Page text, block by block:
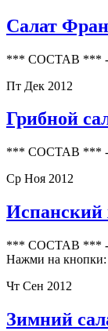
Салат
*** СОСТАВ *** - 2
Пт Дек 2012
Грибной
*** СОСТАВ *** -
Ср Ноя 2012
Испанский
*** СОСТАВ *** -
Нажми на кнопки:
Чт Сен 2012
Зимний